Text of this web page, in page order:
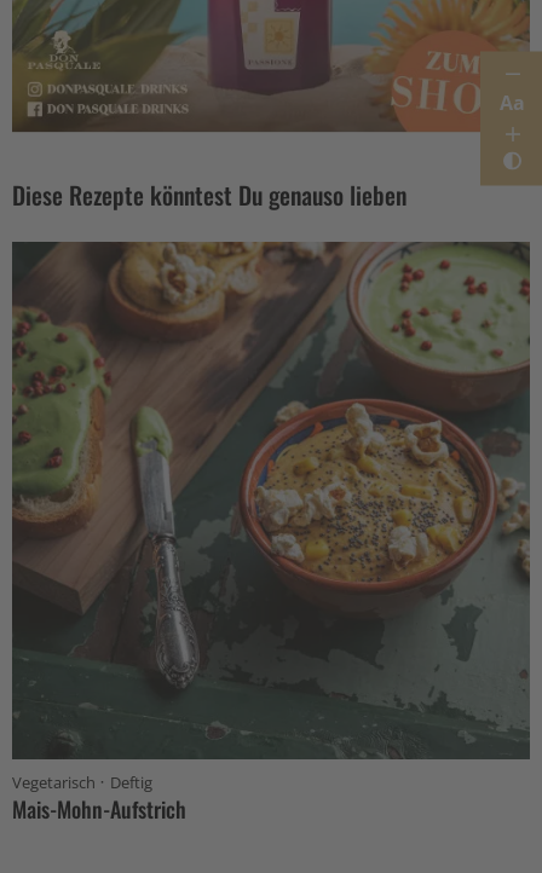
Aa
Diese Rezepte könntest Du genauso lieben
Vegetarisch · Deftig
Mais-Mohn-Aufstrich